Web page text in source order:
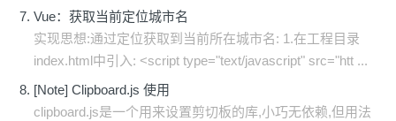
Vue：获取当前定位城市名
实现思想:通过定位获取到当前所在城市名: 1.在工程目录
index.html中引入: <script type="text/javascript" src="htt ...
[Note] Clipboard.js 使用
clipboard.js是一个用来设置剪切板的库,小巧无依赖,但用法